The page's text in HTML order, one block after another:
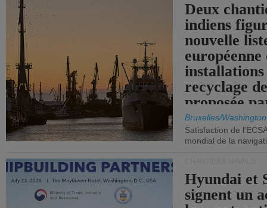
Deux
indiens
nouvelle
européenne
installations
recyclage
proposée
Bruxelles/Washington
Satisfaction de
mondial de la
Hyundai et
signent un